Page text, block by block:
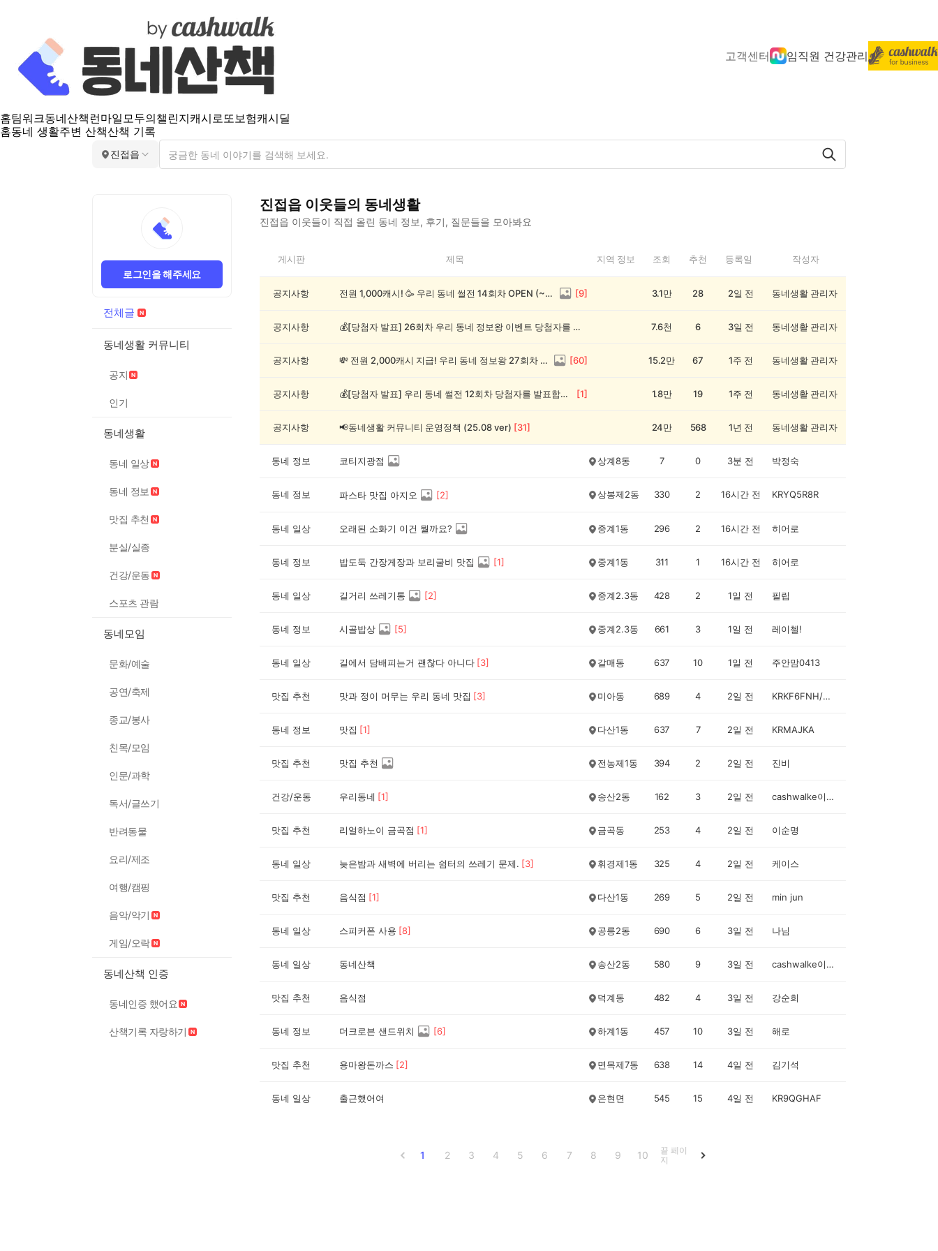
고객센터 임직원 건강관리
홈팀워크동네산책 런마일모두의챌린지캐시로또보험캐시딜
홈동네 생활주변 산책산책 기록
진접읍
로그인을 해주세요
전체글
동네생활 커뮤니티
공지
인기
동네생활
동네 일상
동네 정보
맛집 추천
분실/실종
건강/운동
스포츠 관람
동네모임
문화/예술
공연/축제
종교/봉사
친목/모임
인문/과학
독서/글쓰기
반려동물
요리/제조
여행/캠핑
음악/악기
게임/오락
동네산책 인증
동네인증 했어요
산책기록 자랑하기
진접읍 이웃들의 동네생활
진접읍 이웃들이 직접 올린 동네 정보, 후기, 질문들을 모아봐요
읍
게시판 제목 지역 정보 조회 추천 등록일 작성자
공지사항 전원 1,000캐시! 🥳 우리 동네 썰전 14회차 OPEN (~8/17) [9] 3.1만 28 2일 전 동네생활 관리자
공지사항 💰[당첨자 발표] 26회차 우리 동네 정보왕 이벤트 당첨자를 발표합니다! 7.6천 6 3일 전 동네생활 관리자
공지사항 💸 전원 2,000캐시 지급! 우리 동네 정보왕 27회차 (~8/10) [60] 15.2만 67 1주 전 동네생활 관리자
공지사항 💰[당첨자 발표] 우리 동네 썰전 12회차 당첨자를 발표합니다! [1] 1.8만 19 1주 전 동네생활 관리자
공지사항 📢동네생활 커뮤니티 운영정책 (25.08 ver) [31] 24만 568 1년 전 동네생활 관리자
동네 정보 코티지광점 상계8동 7 0 3분 전 박정숙
동네 정보 파스타 맛집 아지오 [2] 상봉제2동 330 2 16시간 전 KRYQ5R8R
동네 일상 오래된 소화기 이건 뭘까요? 중계1동 296 2 16시간 전 히어로
동네 정보 밥도둑 간장게장과 보리굴비 맛집 [1] 중계1동 311 1 16시간 전 히어로
동네 일상 길거리 쓰레기통 [2] 중계2.3동 428 2 1일 전 필립
동네 정보 시골밥상 [5] 중계2.3동 661 3 1일 전 레이첼!
동네 일상 길에서 담배피는거 괜찮다 아니다 [3] 갈매동 637 10 1일 전 주안맘0413
맛집 추천 맛과 정이 머무는 우리 동네 맛집 [3] 미아동 689 4 2일 전 KRKF6FNH/김정희
동네 정보 맛집 [1] 다산1동 637 7 2일 전 KRMAJKA
맛집 추천 맛집 추천 전농제1동 394 2 2일 전 진비
건강/운동 우리동네 [1] 송산2동 162 3 2일 전 cashwalke이유진r
맛집 추천 리얼하노이 금곡점 [1] 금곡동 253 4 2일 전 이순명
동네 일상 늦은밤과 새벽에 버리는 쉼터의 쓰레기 문제. [3] 휘경제1동 325 4 2일 전 케이스
맛집 추천 음식점 [1] 다산1동 269 5 2일 전 min jun
동네 일상 스피커폰 사용 [8] 공릉2동 690 6 3일 전 나님
동네 일상 동네산책 송산2동 580 9 3일 전 cashwalke이유진r
맛집 추천 음식점 덕계동 482 4 3일 전 강순희
동네 정보 더크로븐 샌드위치 [6] 하계1동 457 10 3일 전 해로
맛집 추천 용마왕돈까스 [2] 면목제7동 638 14 4일 전 김기석
동네 일상 출근했어여 은현면 545 15 4일 전 KR9QGHAF
1 2 3 4 5 6 7 8 9 10
끝 페이
지